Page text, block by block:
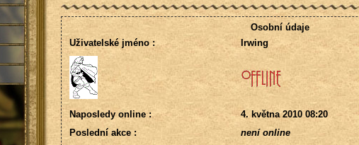
Osobní údaje
Uživatelské jméno :
Irwing
Naposledy online :
4. května 2010 08:20
Poslední akce :
není online